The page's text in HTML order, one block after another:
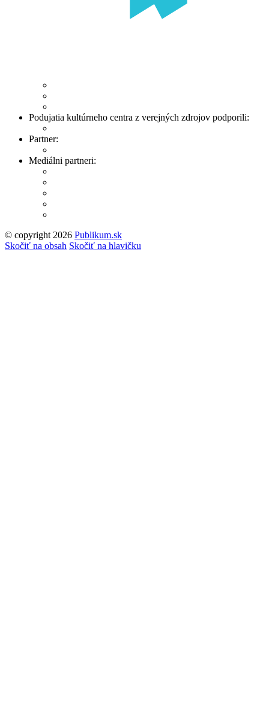
Podujatia kultúrneho centra z verejných zdrojov podporili:
Partner:
Mediálni partneri:
© copyright 2026 Publikum.sk
Tvorba stránok: Enjoy
Skočiť na obsah Skočiť na hlavičku